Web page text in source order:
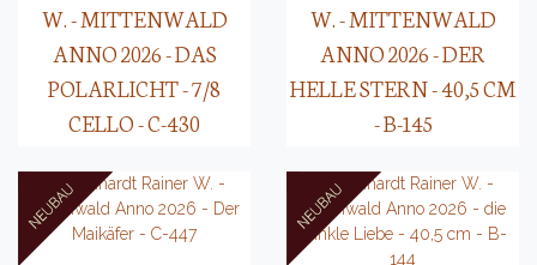
W. - MITTENWALD
ANNO 2026 - DAS
POLARLICHT - 7/8
CELLO - C-430
W. - MITTENWALD
ANNO 2026 - DER
HELLE STERN - 40,5 CM
- B-145